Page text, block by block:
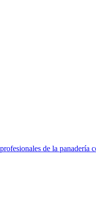
de la panadería